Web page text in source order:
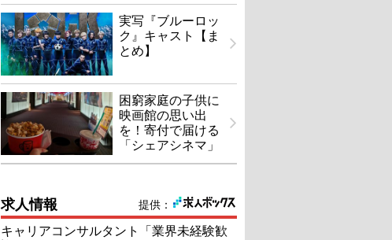
実写『ブルーロッ
ク』キャスト【ま
とめ】
困窮家庭の子供に
映画館の思い出
を！寄付で届ける
「シェアシネマ」
提供：
求人情報
キャリアコンサルタント「業界未経験歓